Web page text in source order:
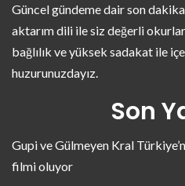
Güncel gündeme dair son
aktarım dili ile siz değerli
bağlılık ve yüksek sadakat ile
huzurunuzdayız.
Son
Gupi ve Gülmeyen Kral
filmi oluyor